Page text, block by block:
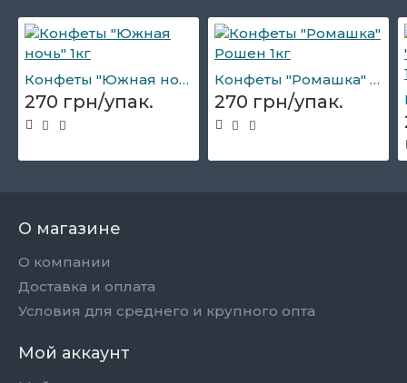
Конфеты "Южная ночь" 1кг
270 грн/упак.
Конфеты "Ромашка" Рошен 1кг
270 грн/упак.
О магазине
О компании
Доставка и оплата
Условия для среднего и крупного опта
Мой аккаунт